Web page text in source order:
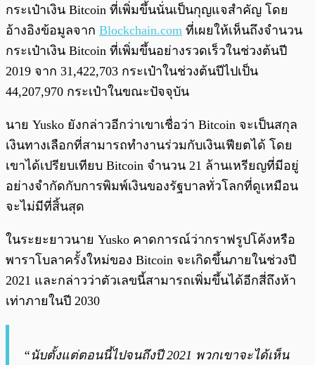
กระเป๋าเงิน Bitcoin ที่เพิ่มขึ้นนั่นเป็นกุญแจสำคัญ โดย
อ้างอิงข้อมูลจาก Blockchain.com ที่เผยให้เห็นถึงจำนวน
กระเป๋าเงิน Bitcoin ที่เพิ่มขึ้นอย่างรวดเร็วในช่วงต้นปี
2019 จาก 31,422,703 กระเป๋าในช่วงต้นปีไปเป็น
44,207,970 กระเป๋าในขณะปัจจุบัน
นาย Yusko ยังกล่าวอีกว่าเขาเชื่อว่า Bitcoin จะเป็นสกุล
เงินทางเลือกที่สามารถทำงานร่วมกับเงินเฟียตได้ โดย
เขาได้เปรียบเทียบ Bitcoin จำนวน 21 ล้านเหรียญที่มีอยู่
อย่างจำกัดกับการพิมพ์เงินของรัฐบาลทั่วโลกที่ดูเหมือน
จะไม่มีที่สิ้นสุด
ในระยะยาวนาย Yusko คาดการณ์ว่ากราฟรูปโค้งหรือ
พาราโบลาครั้งใหม่ของ Bitcoin จะเกิดขึ้นภายในช่วงปี
2021 และกล่าวว่าตัวเลขนี้สามารถเพิ่มขึ้นได้อีกสี่ถึงห้า
เท่าภายในปี 2030
“นับตั้งแต่ตอนนี้ไปจนถึงปี 2021 พวกเขาจะได้เห็น